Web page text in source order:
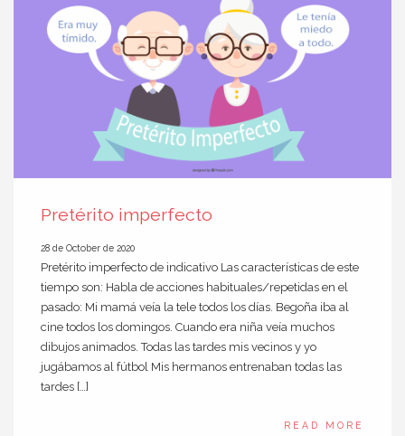
Pretérito imperfecto
28 de October de 2020
Pretérito imperfecto de indicativo Las características de este
tiempo son: Habla de acciones habituales/repetidas en el
pasado: Mi mamá veía la tele todos los días. Begoña iba al
cine todos los domingos. Cuando era niña veía muchos
dibujos animados. Todas las tardes mis vecinos y yo
jugábamos al fútbol Mis hermanos entrenaban todas las
tardes […]
READ MORE